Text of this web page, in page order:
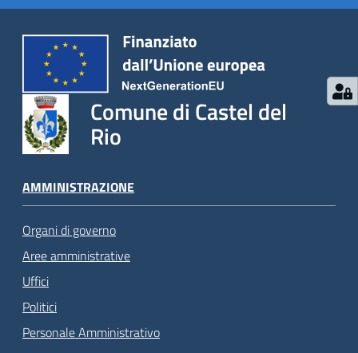
Comune di Castel del
Rio
AMMINISTRAZIONE
Organi di governo
Aree amministrative
Uffici
Politici
Personale Amministrativo